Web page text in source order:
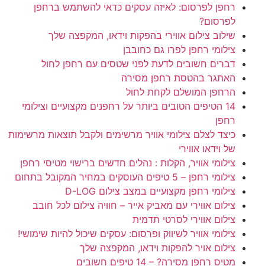
רחפן לפרסום: לאיזה עסקים כדאי להשתמש ברחפן
לפרסום?
שילוב צילום אווירי בהפקות וידאו, המקפצה שלך
צילומי רחפן לפרו גם כחובבן
דברים חשובים לדעת לפני שטסים עם רחפן לחול
האתגר בהטסת רחפן מסירה
הרחפן המושלם לקחת לחול
14 הטיפים הטובים ביותר על רחפנים מקצועיים וצילומי
רחפן
כיצד לצלם צילומי אוויר מרשימים ולקבל תוצאות מרשימות
של וידאו אווירי
צילומי אוויר, הקלות : נהלים חדשים ברישוי מטיסי רחפן
צילומי רחפן – 5 טיפים העוסקים במחיר המקובל בתחום
צילומי רחפן מקצועיים במצב צילום D-LOG
צילום אווירי עם מאביק אייר – חוויה צילום לכל חובב
צילום אווירי לסרטי תדמית
צילומי אוויר לשיווק ופרסום: עסקים שיכול להיות שימושי!
צילום אויר להפקות וידאו, המקפצה שלך
מטיס רחפן מסירה? – 14 טיפים חשובים